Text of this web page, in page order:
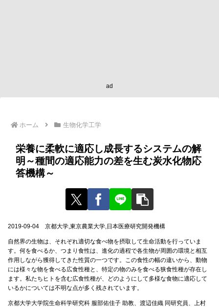
ad
ホーム 生物化学工学
栄養に柔軟に適応し成長するシステムの解
明～種間の適応能力の差を生む炭水化物応
答機構～
2019-09-04 京都大学,東京農業大学,日本医療研究開発機構
自然界の生物は、それぞれ適切な食べ物を摂取して生命活動を行っていま
す。何を食べるか、つまり食性は、進化の過程で各生物が周囲の環境と相互
作用しながら獲得してきた性質の一つです。この食性の幅の違いから、動物
には様々な物を食べる広食性種と、特定の物のみを食べる狭食性種が存在し
ます。私たちヒトを含む広食性種が、どのようにして多様な食物に適応して
いるかについては不明な点が多く残されています。
京都大学大学院生命科学研究科 服部佑佳子 助教、渡辺佳織 同研究員、上村